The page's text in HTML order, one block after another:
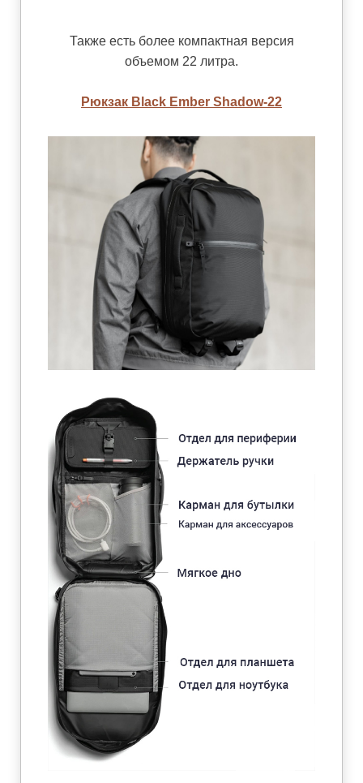
Также есть более компактная версия
объемом 22 литра.
Рюкзак Black Ember Shadow-22